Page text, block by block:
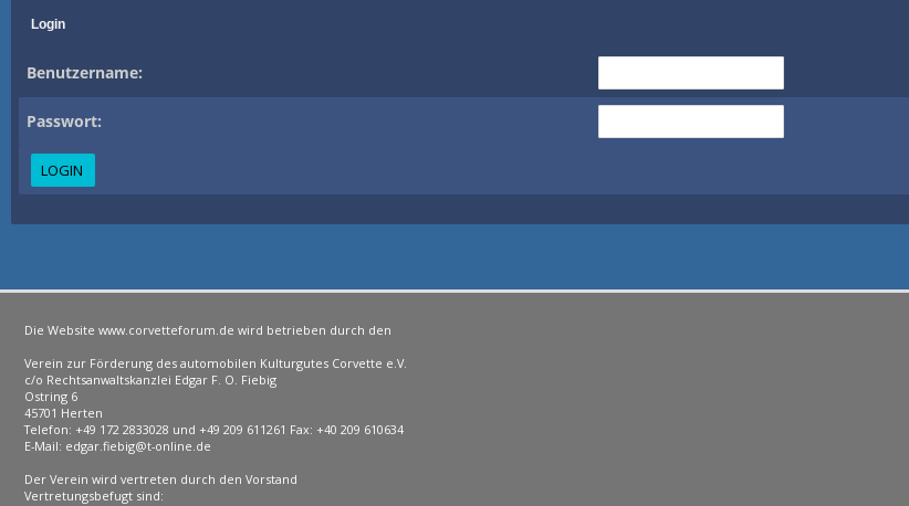
Login
Benutzername:
Passwort:
Die Website www.corvetteforum.de wird betrieben durch den
Verein zur Förderung des automobilen Kulturgutes Corvette e.V.
c/o Rechtsanwaltskanzlei Edgar F. O. Fiebig
Ostring 6
45701 Herten
Telefon: +49 172 2833028 und +49 209 611261 Fax: +40 209 610634
E-Mail: edgar.fiebig@t-online.de
Der Verein wird vertreten durch den Vorstand
Vertretungsbefugt sind: